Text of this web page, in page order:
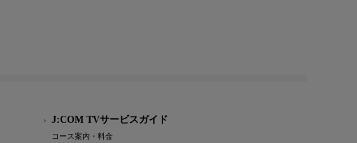
J:COM TVサービスガイド
コース案内・料金